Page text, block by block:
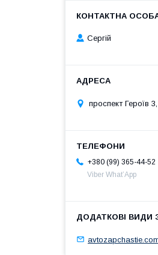
Сергій
проспект Героїв
+380 (99) 365-44-52
Viber What’App